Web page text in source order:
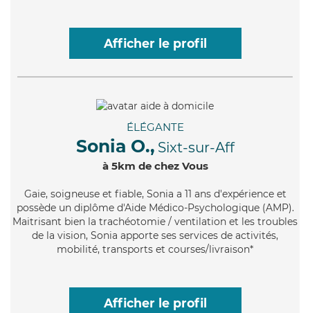
Afficher le profil
ÉLÉGANTE
Sonia O., Sixt-sur-Aff
à 5km de chez Vous
Gaie, soigneuse et fiable, Sonia a 11 ans d'expérience et
possède un diplôme d'Aide Médico-Psychologique (AMP).
Maitrisant bien la trachéotomie / ventilation et les troubles
de la vision, Sonia apporte ses services de activités,
mobilité, transports et courses/livraison*
Afficher le profil